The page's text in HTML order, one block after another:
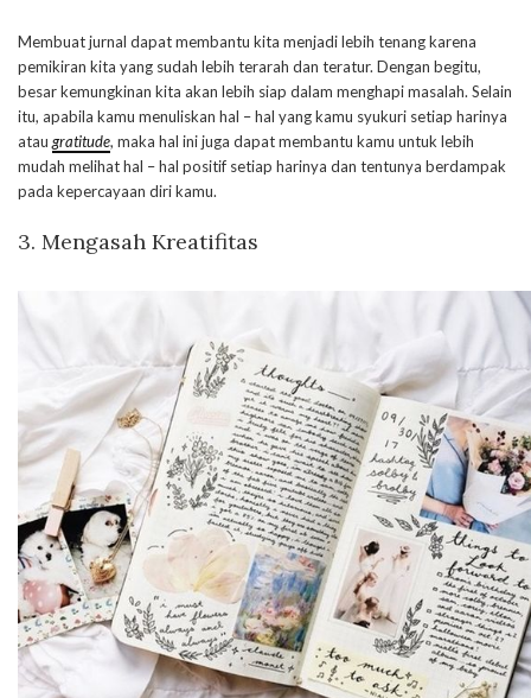
Membuat jurnal dapat membantu kita menjadi lebih tenang karena
pemikiran kita yang sudah lebih terarah dan teratur. Dengan begitu,
besar kemungkinan kita akan lebih siap dalam menghapi masalah. Selain
itu, apabila kamu menuliskan hal – hal yang kamu syukuri setiap harinya
atau gratitude, maka hal ini juga dapat membantu kamu untuk lebih
mudah melihat hal – hal positif setiap harinya dan tentunya berdampak
pada kepercayaan diri kamu.
3. Mengasah Kreatifitas